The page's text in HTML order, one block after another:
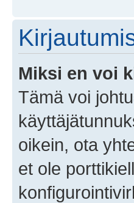
Miksi en voi
Tämä voi
oikein, ota
et ole